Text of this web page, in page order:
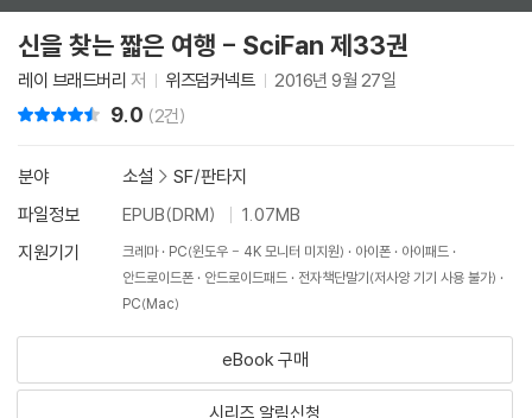
신을 찾는 짧은 여행 - SciFan 제33권
레이 브래드버리 저 위즈덤커넥트 2016년 9월 27일
9.0 (2건)
분야 소설 > SF/판타지
파일정보
EPUB(DRM)
1.07MB
지원기기
크레마 PC(윈도우 - 4K 모니터 미지원) 아이폰
아이패드
안드로이드폰
안드로이드패드
전자책단말기(저사양 기기 사용 불가)
PC(Mac)
eBook 구매
시리즈 알림신청